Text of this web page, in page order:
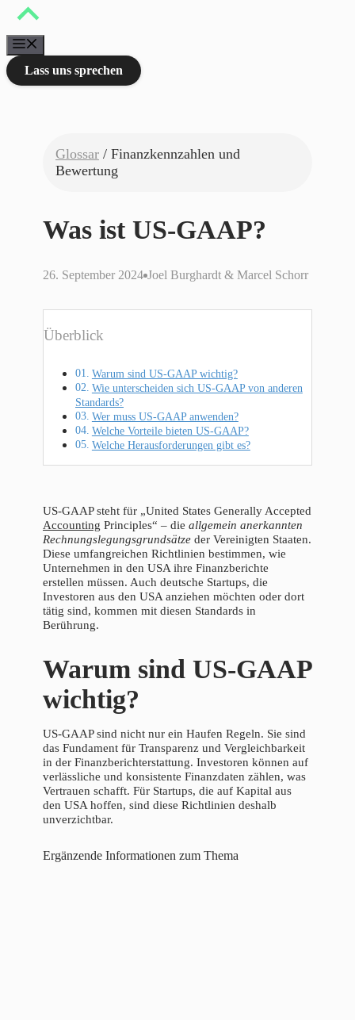
Zum
springen
Lass uns sprechen
Glossar / Finanzkennzahlen und
Bewertung
Was ist US-GAAP?
26. September 2024 Joel Burghardt & Marcel Schorr
Überblick
Warum sind US-GAAP wichtig?
Wie unterscheiden sich US-GAAP von anderen
Standards?
Wer muss US-GAAP anwenden?
Welche Vorteile bieten US-GAAP?
Welche Herausforderungen gibt es?
US-GAAP steht für „United States Generally Accepted
Accounting Principles“ – die allgemein anerkannten
Rechnungslegungsgrundsätze der Vereinigten Staaten.
Diese umfangreichen Richtlinien bestimmen, wie
Unternehmen in den USA ihre Finanzberichte
erstellen müssen. Auch deutsche Startups, die
Investoren aus den USA anziehen möchten oder dort
tätig sind, kommen mit diesen Standards in
Berührung.
Warum sind US-GAAP
wichtig?
US-GAAP sind nicht nur ein Haufen Regeln. Sie sind
das Fundament für Transparenz und Vergleichbarkeit
in der Finanzberichterstattung. Investoren können auf
verlässliche und konsistente Finanzdaten zählen, was
Vertrauen schafft. Für Startups, die auf Kapital aus
den USA hoffen, sind diese Richtlinien deshalb
unverzichtbar.
Ergänzende Informationen zum Thema